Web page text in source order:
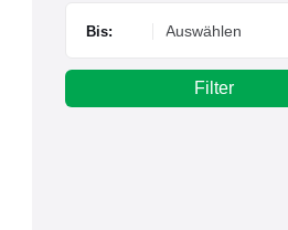
Bis:
Filter